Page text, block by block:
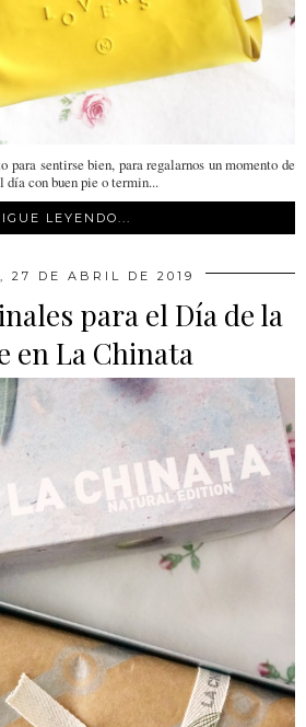
para sentirse bien, para regalarnos un momento de
día con buen pie o termin...
LEYENDO...
27 DE ABRIL DE 2019
para el Día de la
en La Chinata